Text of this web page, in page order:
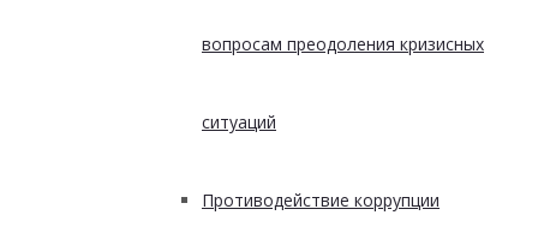
вопросам преодоления кризисных
ситуаций
Противодействие коррупции